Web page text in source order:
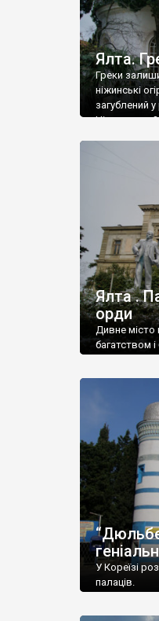
Ялта.
Греки
ніжинські
загублений
Ніжин греки?
Ялта .
орди
Дивне місто
багатством
У Кореїзі
палаців.